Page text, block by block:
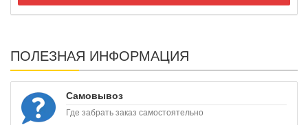
ПОЛЕЗНАЯ ИНФОРМАЦИЯ
Самовывоз
Где забрать заказ самостоятельно